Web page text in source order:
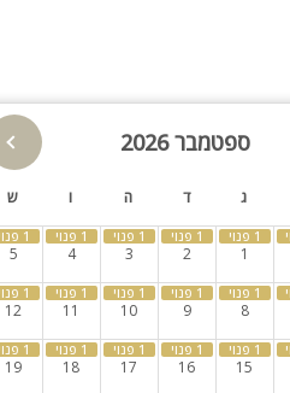
ספטמבר 2026
ג ד ה ו ש
1
2
3
4
5
8
9
10
11
12
15
16
17
18
19